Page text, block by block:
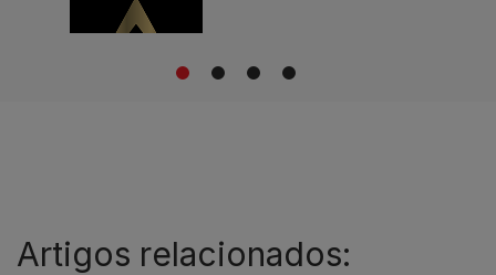
1 2 3 4
Artigos relacionados: